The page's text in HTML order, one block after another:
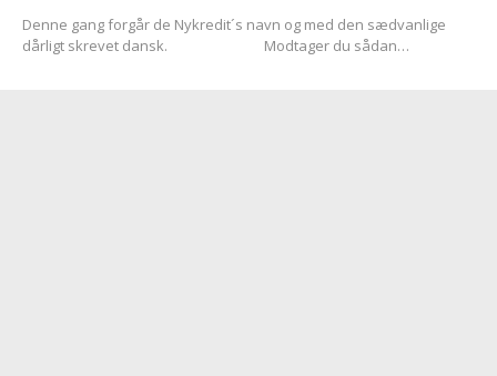
Denne gang forgår de Nykredit´s navn og med den sædvanlige
dårligt skrevet dansk. Modtager du sådan…